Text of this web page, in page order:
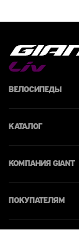
Велосипеды
Каталог
КОМПАНИЯ giant
Покупателям